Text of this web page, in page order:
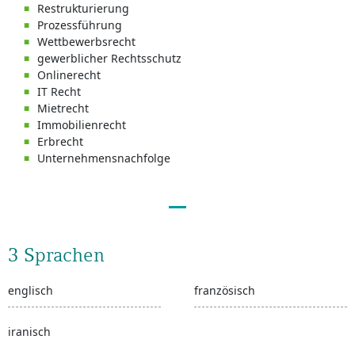
Restrukturierung
Prozessführung
Wettbewerbsrecht
gewerblicher Rechtsschutz
Onlinerecht
IT Recht
Mietrecht
Immobilienrecht
Erbrecht
Unternehmensnachfolge
3 Sprachen
englisch französisch
iranisch